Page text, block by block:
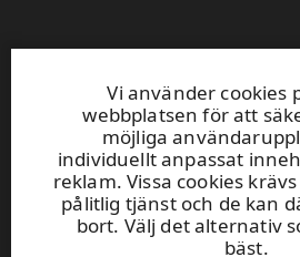
Vi använder cookies
webbplatsen för att
möjliga
individuellt anpassat
reklam. Vissa cookies
pålitlig tjänst och de kan
bort. Välj det alternativ
bäst.
Öppet mån-fre 8–16
UPM Skog skogsväxeln0204 16121
fornamn.efternamn@upm.com
Skogskundansvarigas
Skogsservicekontorens